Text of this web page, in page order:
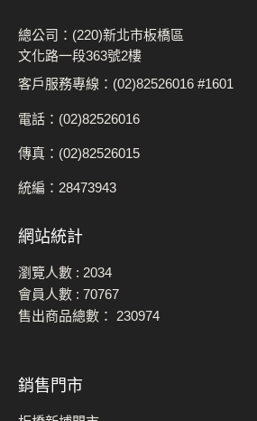
總公司：(220)新北市板橋區
文化路一段363號2樓
客戶服務專線：(02)82526016 #1601
電話：(02)82526016
傳真：(02)82526015
統編：28473943
網站統計
瀏覽人數 : 2034
會員人數 : 70767
售出商品總數： 230974
銷售門市